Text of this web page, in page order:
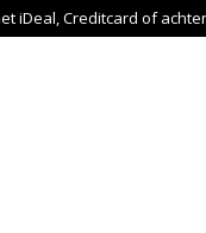
iDeal, Creditcard of